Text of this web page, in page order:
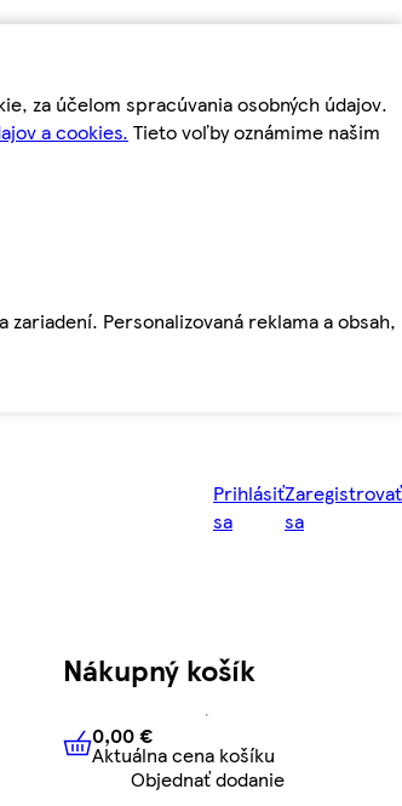
za účelom spracúvania osobných údajov.
a cookies. Tieto voľby oznámime našim
Personalizovaná reklama a obsah,
Prihlásiť
sa
Zaregistrovať
sa
Nákupný košík
0,00 € Aktuálna cena košíku
0,00 €
Aktuálna cena košíku
Objednať dodanie